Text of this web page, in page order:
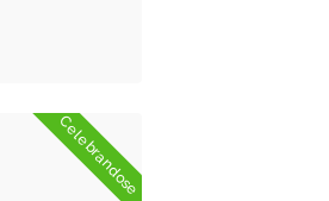
Celebrandose